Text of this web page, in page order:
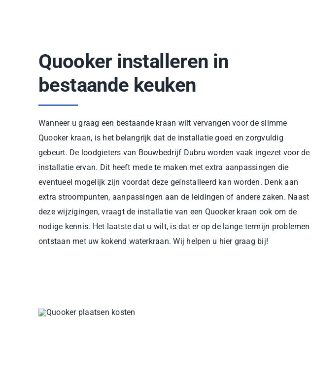
Quooker installeren in
bestaande keuken
Wanneer u graag een bestaande kraan wilt vervangen voor de slimme
Quooker kraan, is het belangrijk dat de installatie goed en zorgvuldig
gebeurt. De loodgieters van Bouwbedrijf Dubru worden vaak ingezet voor de
installatie ervan. Dit heeft mede te maken met extra aanpassingen die
eventueel mogelijk zijn voordat deze geïnstalleerd kan worden. Denk aan
extra stroompunten, aanpassingen aan de leidingen of andere zaken. Naast
deze wijzigingen, vraagt de installatie van een Quooker kraan ook om de
nodige kennis. Het laatste dat u wilt, is dat er op de lange termijn problemen
ontstaan met uw kokend waterkraan. Wij helpen u hier graag bij!